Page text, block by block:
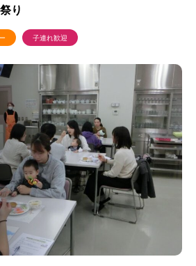
り
子連れ歓迎